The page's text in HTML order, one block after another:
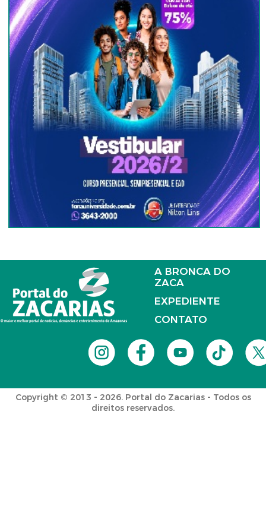
A BRONCA DO
ZACA
EXPEDIENTE
CONTATO
Copyright © 2013 - 2026. Portal do Zacarias - Todos os
direitos reservados.